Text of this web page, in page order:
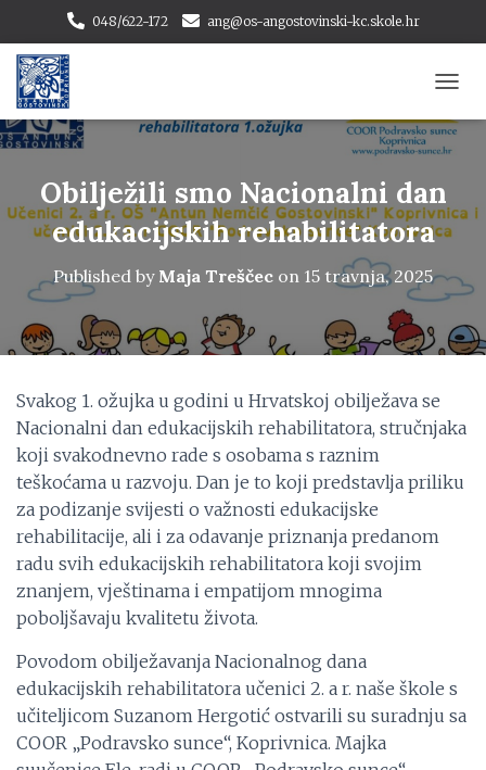
048/622-172 ang@os-angostovinski-kc.skole.hr
O
G
N
A
I
G
A
T
Obilježili smo Nacionalni dan
edukacijskih rehabilitatora
Published by Maja Treščec on 15 travnja, 2025
Svakog 1. ožujka u godini u Hrvatskoj obilježava se
Nacionalni dan edukacijskih rehabilitatora, stručnjaka
koji svakodnevno rade s osobama s raznim
teškoćama u razvoju. Dan je to koji predstavlja priliku
za podizanje svijesti o važnosti edukacijske
rehabilitacije, ali i za odavanje priznanja predanom
radu svih edukacijskih rehabilitatora koji svojim
znanjem, vještinama i empatijom mnogima
poboljšavaju kvalitetu života.
Povodom obilježavanja Nacionalnog dana
edukacijskih rehabilitatora učenici 2. a r. naše škole s
učiteljicom Suzanom Hergotić ostvarili su suradnju sa
COOR „Podravsko sunce“, Koprivnica. Majka